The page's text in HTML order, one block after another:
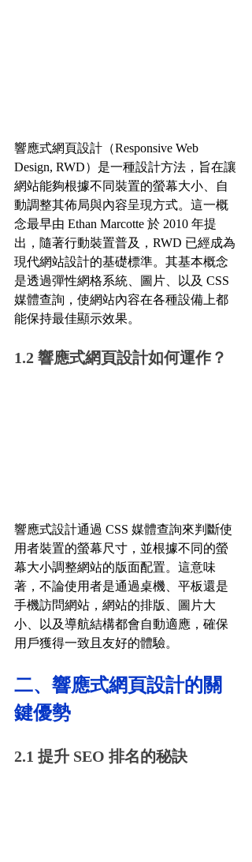
響應式網頁設計（Responsive Web
Design, RWD）是一種設計方法，旨在讓
網站能夠根據不同裝置的螢幕大小、自
動調整其佈局與內容呈現方式。這一概
念最早由 Ethan Marcotte 於 2010 年提
出，隨著行動裝置普及，RWD 已經成為
現代網站設計的基礎標準。其基本概念
是透過彈性網格系統、圖片、以及 CSS
媒體查詢，使網站內容在各種設備上都
能保持最佳顯示效果。
1.2 響應式網頁設計如何運作？
響應式設計通過 CSS 媒體查詢來判斷使
用者裝置的螢幕尺寸，並根據不同的螢
幕大小調整網站的版面配置。這意味
著，不論使用者是通過桌機、平板還是
手機訪問網站，網站的排版、圖片大
小、以及導航結構都會自動適應，確保
用戶獲得一致且友好的體驗。
二、響應式網頁設計的關
鍵優勢
2.1 提升 SEO 排名的秘訣